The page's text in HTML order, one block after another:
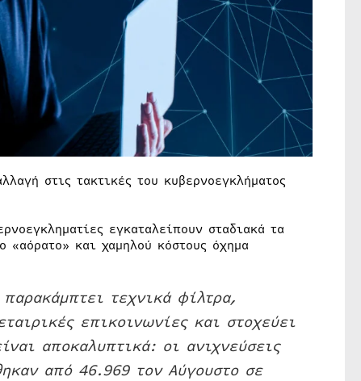
στις τακτικές του κυβερνοεγκλήματος
εγκαταλείπουν σταδιακά τα
και χαμηλού κόστους όχημα
τεχνικά φίλτρα,
επικοινωνίες και στοχεύει
αποκαλυπτικά: οι ανιχνεύσεις
από 46.969 τον Αύγουστο σε